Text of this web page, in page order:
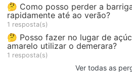
🤔 Como posso perder a
rapidamente até ao verão?
1 resposta(s)
🤔 Posso fazer no lugar de
amarelo utilizar o demerara?
1 resposta(s)
Ver todas as